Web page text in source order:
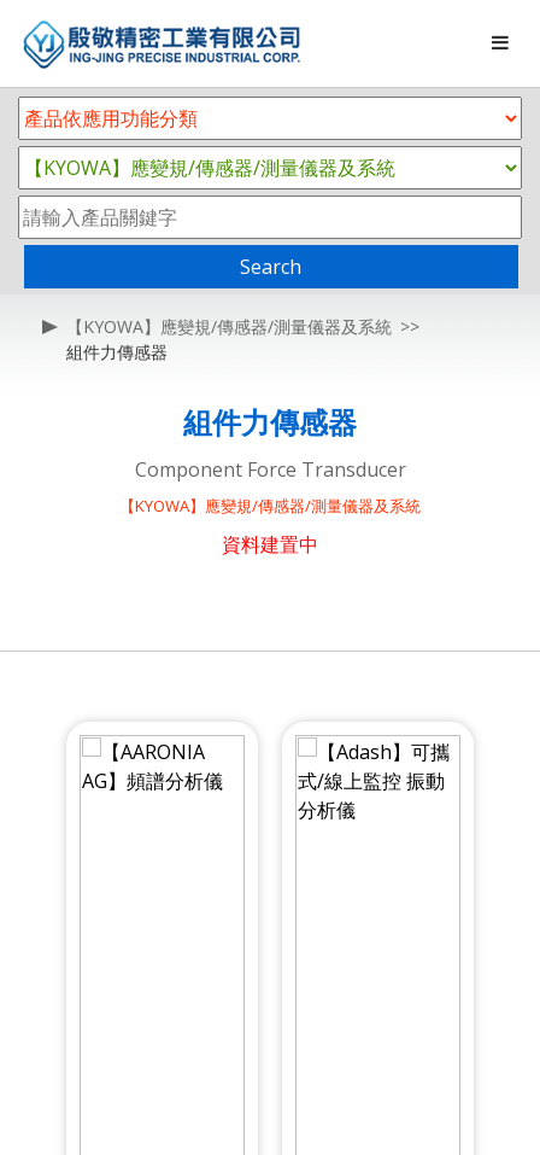
Search
【KYOWA】應變規/傳感器/測量儀器及系統
組件力傳感器
組件力傳感器
Component Force Transducer
【KYOWA】應變規/傳感器/測量儀器及系統
資料建置中